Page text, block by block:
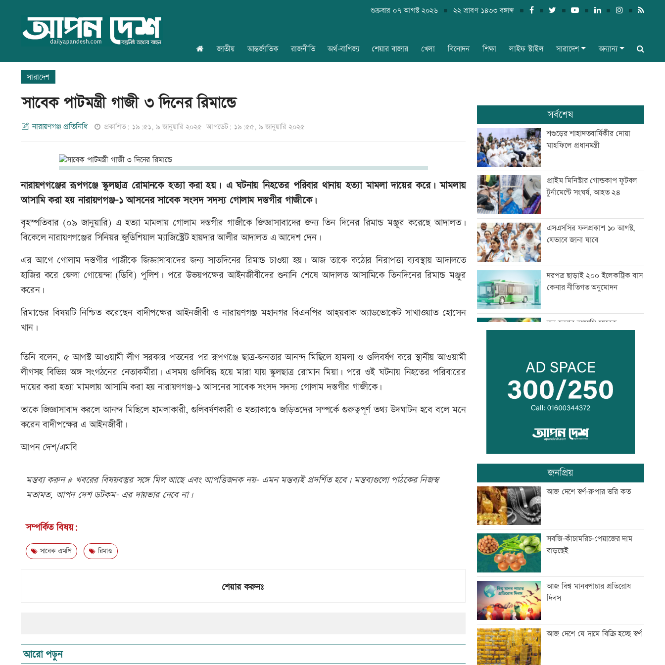
শুক্রবার ০৭ আগস্ট ২০২৬ ২২ শ্রাবণ ১৪৩৩ বঙ্গাব্দ
জাতীয় আন্তর্জাতিক রাজনীতি অর্থ-বাণিজ্য শেয়ার বাজার খেলা বিনোদন শিক্ষা লাইফ স্টাইল সারাদেশ অন্যান্য
সারাদেশ
সাবেক পাটমন্ত্রী গাজী ৩ দিনের রিমান্ডে
নারায়ণগঞ্জ প্রতিনিধি প্রকাশিত: ১৯:৫১, ৯ জানুয়ারি ২০২৫ আপডেট: ১৯:৫৫, ৯ জানুয়ারি ২০২৫
নারায়ণগঞ্জের রূপগঞ্জে স্কুলছাত্র রোমানকে হত্যা করা হয়। এ ঘটনায় নিহতের পরিবার থানায় হত্যা মামলা দায়ের করে। মামলায়
আসামি করা হয় নারায়ণগঞ্জ-১ আসনের সাবেক সংসদ সদস্য গোলাম দস্তগীর গাজীকে।
বৃহস্পতিবার (০৯ জানুয়ারি) এ হত্যা মামলায় গোলাম দস্তগীর গাজীকে জিজ্ঞাসাবাদের জন্য তিন দিনের রিমান্ড মঞ্জুর করেছে আদালত।
বিকেলে নারায়ণগঞ্জের সিনিয়র জুডিশিয়াল ম্যাজিস্ট্রেট হায়দার আলীর আদালত এ আদেশ দেন।
এর আগে গোলাম দস্তগীর গাজীকে জিজ্ঞাসাবাদের জন্য সাতদিনের রিমান্ড চাওয়া হয়। আজ তাকে কঠোর নিরাপত্তা ব্যবস্থায় আদালতে
হাজির করে জেলা গোয়েন্দা (ডিবি) পুলিশ। পরে উভয়পক্ষের আইনজীবীদের শুনানি শেষে আদালত আসামিকে তিনদিনের রিমান্ড মঞ্জুর
করেন।
রিমান্ডের বিষয়টি নিশ্চিত করেছেন বাদীপক্ষের আইনজীবী ও নারায়ণগঞ্জ মহানগর বিএনপির আহ্য়বাক অ্যাডভোকেট সাখাওয়াত হোসেন
খান।
তিনি বলেন, ৫ আগস্ট আওয়ামী লীগ সরকার পতনের পর রূপগঞ্জে ছাত্র-জনতার আনন্দ মিছিলে হামলা ও গুলিবর্ষণ করে স্থানীয় আওয়ামী
লীগসহ বিভিন্ন অঙ্গ সংগঠনের নেতাকর্মীরা। এসময় গুলিবিদ্ধ হয়ে মারা যায় স্কুলছাত্র রোমান মিয়া। পরে ওই ঘটনায় নিহতের পরিবারের
দায়ের করা হত্যা মামলায় আসামি করা হয় নারায়ণগঞ্জ-১ আসনের সাবেক সংসদ সদস্য গোলাম দস্তগীর গাজীকে।
তাকে জিজ্ঞাসাবাদ করলে আনন্দ মিছিলে হামলাকারী, গুলিবর্ষণকারী ও হত্যাকাণ্ডে জড়িতদের সম্পর্কে গুরুত্বপূর্ণ তথ্য উদঘাটন হবে বলে মনে
করেন বাদীপক্ষের এ আইনজীবী।
আপন দেশ/এমবি
মন্তব্য করুন # খবরের বিষয়বস্তুর সঙ্গে মিল আছে এবং আপত্তিজনক নয়- এমন মন্তব্যই প্রদর্শিত হবে। মন্তব্যগুলো পাঠকের নিজস্ব
মতামত, আপন দেশ ডটকম- এর দায়ভার নেবে না।
সম্পর্কিত বিষয়:
সাবেক এমপি রিমাণ্ড
শেয়ার করুনঃ
আরো পড়ুন
সর্বশেষ
শশুড়ের শাহাদতবার্ষিকীর দোয়া
মাহফিলে প্রধানমন্ত্রী
প্রাইম মিনিস্টার গোল্ডকাপ ফুটবল
টুর্নামেন্টে সংঘর্ষ, আহত ২৪
এসএসসির ফলপ্রকাশ ১০ আগস্ট,
যেভাবে জানা যাবে
দরপত্র ছাড়াই ২০০ ইলেকট্রিক বাস
কেনার নীতিগত অনুমোদন
তনু হত্যার আসামি সাবেক
দুদকের মামলায় ঢাকা ব্যাংকের ৪
কর্মকর্তার কারাদণ্ড
বিপ্লবের ডাক দিয়েছিলেন:
পরিবেশমন্ত্রী
প্রথম শ্রেণিতে ভর্তি লটারিতে
মানববন্ধন
মন্ত্রণালয়
জনপ্রিয়
আজ দেশে স্বর্ণ-রুপার ভরি কত
সবজি-কাঁচামরিচ-পেয়াজের দাম
বাড়ছেই
আজ বিশ্ব মানবপাচার প্রতিরোধ
দিবস
আজ দেশে যে দামে বিক্রি হচ্ছে স্বর্ণ